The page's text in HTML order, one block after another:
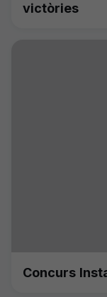
victòries
Concurs